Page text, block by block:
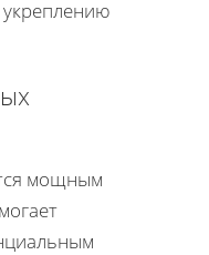
мощным